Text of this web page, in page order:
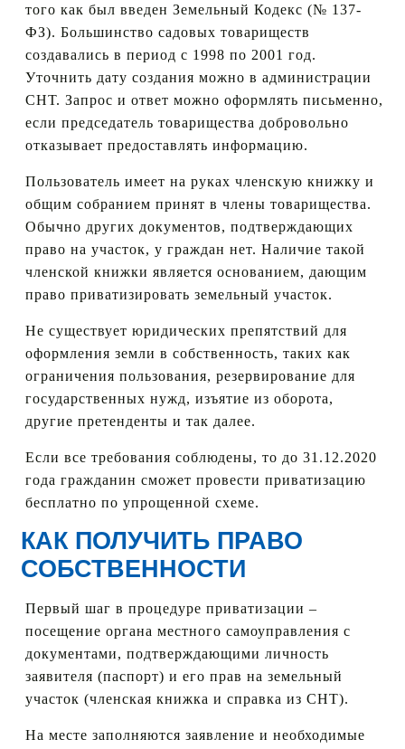
того как был введен Земельный Кодекс (№ 137-
ФЗ). Большинство садовых товариществ
создавались в период с 1998 по 2001 год.
Уточнить дату создания можно в администрации
СНТ. Запрос и ответ можно оформлять письменно,
если председатель товарищества добровольно
отказывает предоставлять информацию.
Пользователь имеет на руках членскую книжку и
общим собранием принят в члены товарищества.
Обычно других документов, подтверждающих
право на участок, у граждан нет. Наличие такой
членской книжки является основанием, дающим
право приватизировать земельный участок.
Не существует юридических препятствий для
оформления земли в собственность, таких как
ограничения пользования, резервирование для
государственных нужд, изъятие из оборота,
другие претенденты и так далее.
Если все требования соблюдены, то до 31.12.2020
года гражданин сможет провести приватизацию
бесплатно по упрощенной схеме.
КАК ПОЛУЧИТЬ ПРАВО
СОБСТВЕННОСТИ
Первый шаг в процедуре приватизации –
посещение органа местного самоуправления с
документами, подтверждающими личность
заявителя (паспорт) и его прав на земельный
участок (членская книжка и справка из СНТ).
На месте заполняются заявление и необходимые